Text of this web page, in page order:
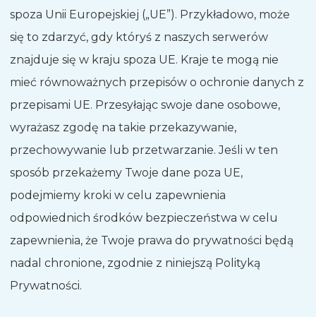
spoza Unii Europejskiej („UE”). Przykładowo, może
się to zdarzyć, gdy któryś z naszych serwerów
znajduje się w kraju spoza UE. Kraje te mogą nie
mieć równoważnych przepisów o ochronie danych z
przepisami UE. Przesyłając swoje dane osobowe,
wyrażasz zgodę na takie przekazywanie,
przechowywanie lub przetwarzanie. Jeśli w ten
sposób przekażemy Twoje dane poza UE,
podejmiemy kroki w celu zapewnienia
odpowiednich środków bezpieczeństwa w celu
zapewnienia, że Twoje prawa do prywatności będą
nadal chronione, zgodnie z niniejszą Polityką
Prywatności.